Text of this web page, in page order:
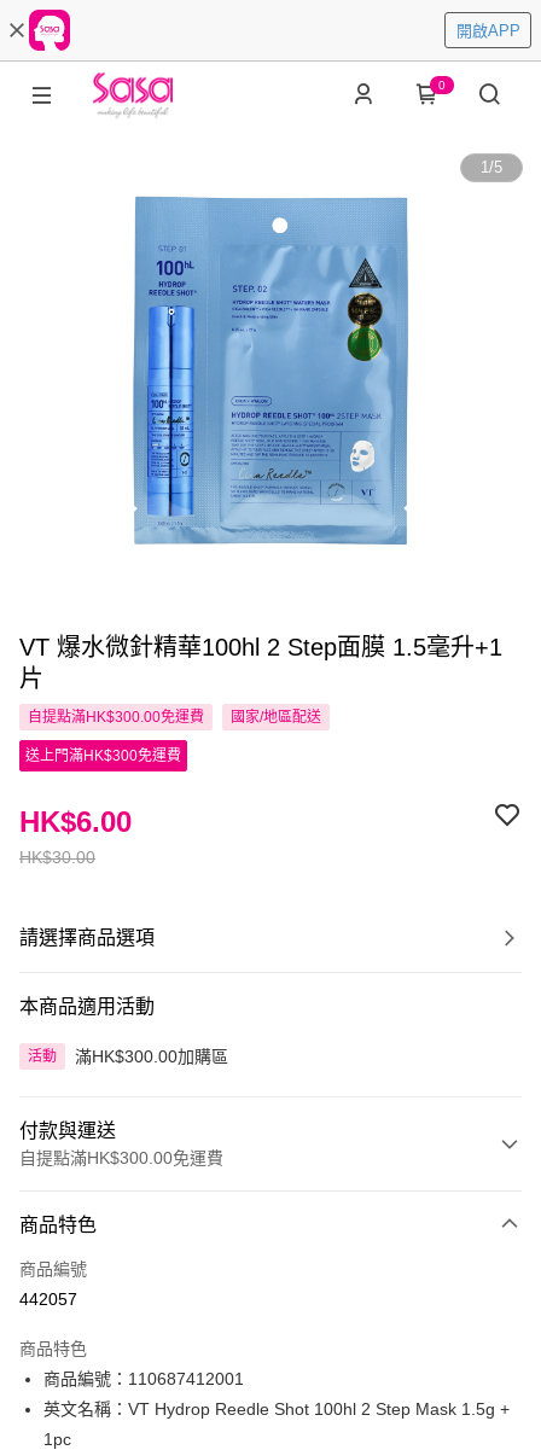
開啟APP
0
1/5
VT 爆水微針精華100hl 2 Step面膜 1.5毫升+1
片
自提點滿HK$300.00免運費 國家/地區配送
送上門滿HK$300免運費
HK$30.00
HK$6.00
請選擇商品選項
本商品適用活動
活動 滿HK$300.00加購區
付款與運送
自提點滿HK$300.00免運費
信用卡
Apple Pay
PayMe
WeChat Pay
商品特色
商品編號
442057
商品特色
商品編號：110687412001
英文名稱：VT Hydrop Reedle Shot 100hl 2 Step Mask 1.5g +
1pc